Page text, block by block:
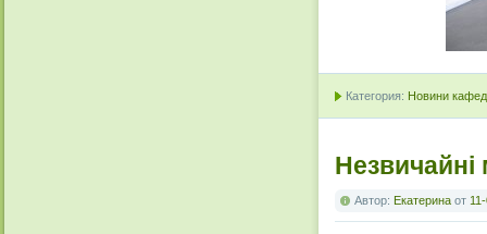
Категория: Новини
Автор: Екатерина от